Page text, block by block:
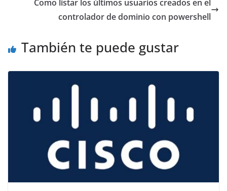
Como listar los últimos usuarios creados en el
controlador de dominio con powershell
También te puede gustar